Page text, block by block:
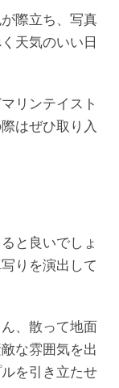
際立ち、写真
天気のいい日
リンテイスト
はぜひ取り入
と良いでしょ
りを演出して
、散って地面
な雰囲気を出
を引き立たせ